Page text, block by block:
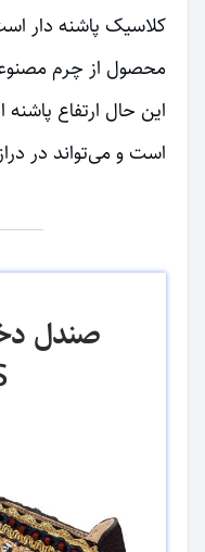
کلاسیک پاشنه دار
محصول از چرم
است و می‌تواند در
صندل